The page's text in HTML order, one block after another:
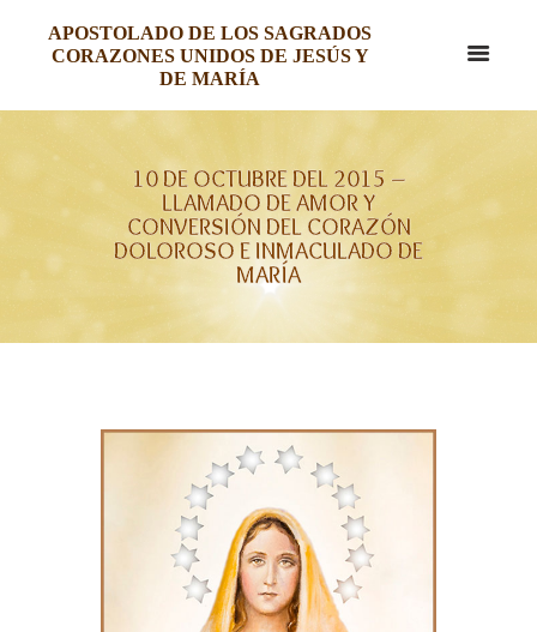
APOSTOLADO DE LOS SAGRADOS
CORAZONES UNIDOS DE JESÚS Y
DE MARÍA
10 DE OCTUBRE DEL 2015 –
LLAMADO DE AMOR Y
CONVERSIÓN DEL CORAZÓN
DOLOROSO E INMACULADO DE
MARÍA